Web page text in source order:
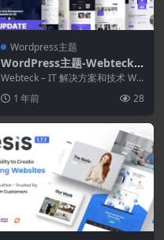
Wordpress主题
WordPress主题-Webteck
2.0–IT解决方案和技术Word
Press主题
Webteck – IT 解决方案和技术 Wo
1 年前 28